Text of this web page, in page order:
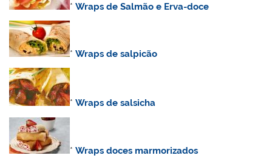
*Wraps de Salmão e Erva-doce
*Wraps de salpicão
*Wraps de salsicha
*Wraps doces marmorizados